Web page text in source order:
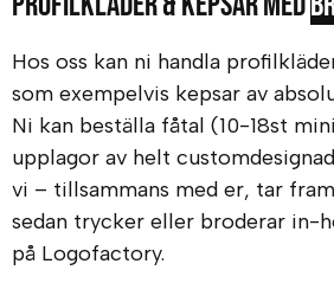
Hos oss kan ni handla
som exempelvis kepsar av
Ni kan beställa fåtal (10-18st
upplagor av helt
vi – tillsammans med er, tar
sedan trycker eller broderar in-
på Logofactory.